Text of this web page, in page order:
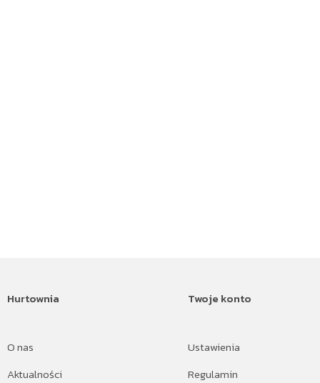
Hurtownia
O nas
Aktualności
Twoje konto
Ustawienia
Regulamin